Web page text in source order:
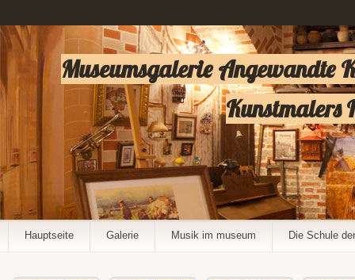
Museumsgalerie Angewandte
Kunstmalers
Hauptseite Galerie Musik im museum Die Schule